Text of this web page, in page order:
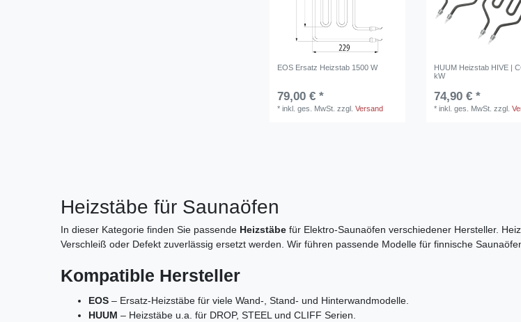
EOS Ersatz Heizstab 1500 W
79,00 € *
*inkl. ges. MwSt. zzgl.Versand
HUUM Heizstab HIVE |
kW
74,90 € *
*inkl. ges. MwSt. zzgl.
Heizstäbe für Saunaöfen
In dieser Kategorie finden Sie passende Heizstäbe für Elektro‑Saunaöfen verschiedener Hersteller.
Verschleiß oder Defekt zuverlässig ersetzt werden. Wir führen passende Modelle für finnische
Kompatible Hersteller
EOS – Ersatz‑Heizstäbe für viele Wand‑, Stand‑ und Hinterwandmodelle.
HUUM – Heizstäbe u.a. für DROP, STEEL und CLIFF Serien.